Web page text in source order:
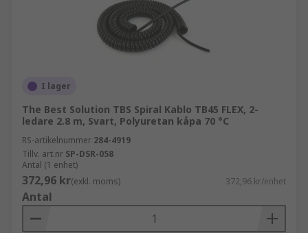
I lager
The Best Solution TBS Spiral Kablo TB45 FLEX, 2-
ledare 2.8 m, Svart, Polyuretan kåpa 70 °C
RS-artikelnummer 284-4919
Tillv. art.nr SP-DSR-058
Antal (1 enhet)
372,96 kr(exkl. moms) 372,96 kr/enhet
Antal